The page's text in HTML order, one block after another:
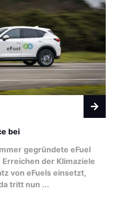
bei
gegründete eFuel
der Klimaziele
von eFuels einsetzt,
tritt nun ...